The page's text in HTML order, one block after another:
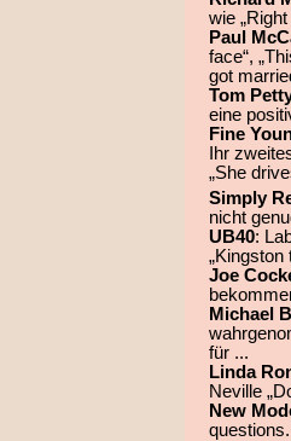
wie
Paul
face“,
got
Tom
eine
Fine
Ihr
„She
Simply
nicht
UB40:
„Kingston
Joe
Michael
für ...
Linda
Neville
New
questions.